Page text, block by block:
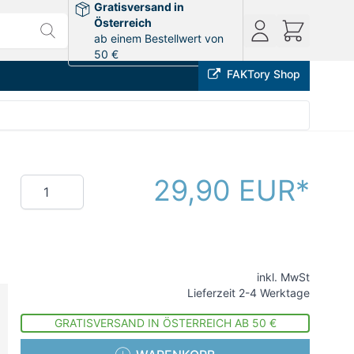
Gratisversand in
Österreich
ab einem Bestellwert von
50 €
FAKTory Shop
Menge 29,90 EUR
inkl. MwSt
Lieferzeit 2-4 Werktage
GRATISVERSAND IN ÖSTERREICH AB 50 €